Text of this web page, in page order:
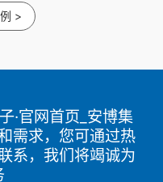
>
·官网首页_安博集
需求，您可通过热
系，我们将竭诚为